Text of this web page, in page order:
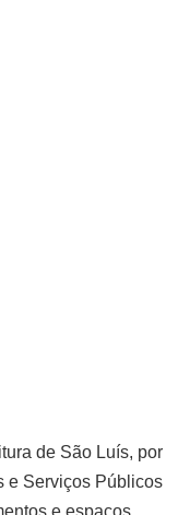
de São Luís, por
e Serviços Públicos
e espaços